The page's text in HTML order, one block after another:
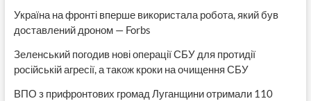
Україна на фронті вперше використала робота, який був
доставлений дроном — Forbs
Зеленський погодив нові операції СБУ для протидії
російській агресії, а також кроки на очищення СБУ
ВПО з прифронтових громад Луганщини отримали 110